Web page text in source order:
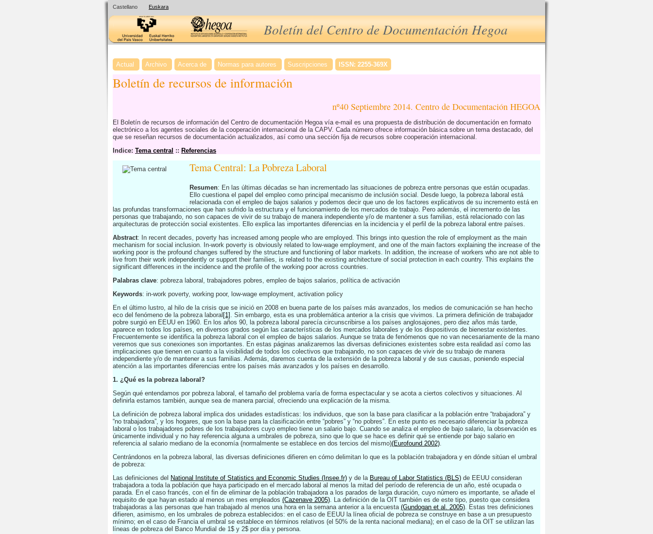
Castellano Euskara
Boletín del Centro de Documentación Hegoa
Actual Archivo Acerca de Normas para autores Suscripciones ISSN: 2255-369X
Boletín de recursos de información
nº40 Septiembre 2014. Centro de Documentación HEGOA
El Boletín de recursos de información del Centro de documentación Hegoa vía e-mail es una propuesta de distribución de documentación en formato
electrónico a los agentes sociales de la cooperación internacional de la CAPV. Cada número ofrece información básica sobre un tema destacado, del
que se reseñan recursos de documentación actualizados, así como una sección fija de recursos sobre cooperación internacional.
Indice: Tema central :: Referencias
Tema Central: La Pobreza Laboral
Resumen: En las últimas décadas se han incrementado las situaciones de pobreza entre personas que están ocupadas.
Ello cuestiona el papel del empleo como principal mecanismo de inclusión social. Desde luego, la pobreza laboral está
relacionada con el empleo de bajos salarios y podemos decir que uno de los factores explicativos de su incremento está en
las profundas transformaciones que han sufrido la estructura y el funcionamiento de los mercados de trabajo. Pero además, el incremento de las
personas que trabajando, no son capaces de vivir de su trabajo de manera independiente y/o de mantener a sus familias, está relacionado con las
arquitecturas de protección social existentes. Ello explica las importantes diferencias en la incidencia y el perfil de la pobreza laboral entre países.
Abstract: In recent decades, poverty has increased among people who are employed. This brings into question the role of employment as the main
mechanism for social inclusion. In-work poverty is obviously related to low-wage employment, and one of the main factors explaining the increase of the
working poor is the profound changes suffered by the structure and functioning of labor markets. In addition, the increase of workers who are not able to
live from their work independently or support their families, is related to the existing architecture of social protection in each country. This explains the
significant differences in the incidence and the profile of the working poor across countries.
Palabras clave: pobreza laboral, trabajadores pobres, empleo de bajos salarios, política de activación
Keywords: in-work poverty, working poor, low-wage employment, activation policy
En el último lustro, al hilo de la crisis que se inició en 2008 en buena parte de los países más avanzados, los medios de comunicación se han hecho
eco del fenómeno de la pobreza laboral [1] . Sin embargo, esta es una problemática anterior a la crisis que vivimos. La primera definición de trabajador
pobre surgió en EEUU en 1960. En los años 90, la pobreza laboral parecía circunscribirse a los países anglosajones, pero diez años más tarde,
aparece en todos los países, en diversos grados según las características de los mercados laborales y de los dispositivos de bienestar existentes.
Frecuentemente se identifica la pobreza laboral con el empleo de bajos salarios. Aunque se trata de fenómenos que no van necesariamente de la mano
veremos que sus conexiones son importantes. En estas páginas analizaremos las diversas definiciones existentes sobre esta realidad así como las
implicaciones que tienen en cuanto a la visibilidad de todos los colectivos que trabajando, no son capaces de vivir de su trabajo de manera
independiente y/o de mantener a sus familias. Además, daremos cuenta de la extensión de la pobreza laboral y de sus causas, poniendo especial
atención a las importantes diferencias entre los países más avanzados y los países en desarrollo.
1. ¿Qué es la pobreza laboral?
Según qué entendamos por pobreza laboral, el tamaño del problema varía de forma espectacular y se acota a ciertos colectivos y situaciones. Al
definirla estamos también, aunque sea de manera parcial, ofreciendo una explicación de la misma.
La definición de pobreza laboral implica dos unidades estadísticas: los individuos, que son la base para clasificar a la población entre “trabajadora” y
“no trabajadora”, y los hogares, que son la base para la clasificación entre “pobres” y “no pobres”. En este punto es necesario diferenciar la pobreza
laboral o los trabajadores pobres de los trabajadores cuyo empleo tiene un salario bajo. Cuando se analiza el empleo de bajo salario, la observación es
únicamente individual y no hay referencia alguna a umbrales de pobreza, sino que lo que se hace es definir qué se entiende por bajo salario en
referencia al salario mediano de la economía (normalmente se establece en dos tercios del mismo)(Eurofound 2002).
Centrándonos en la pobreza laboral, las diversas definiciones difieren en cómo delimitan lo que es la población trabajadora y en dónde sitúan el umbral
de pobreza:
Las definiciones del National Institute of Statistics and Economic Studies (Insee.fr) y de la Bureau of Labor Statistics (BLS) de EEUU consideran
trabajadora a toda la población que haya participado en el mercado laboral al menos la mitad del período de referencia de un año, esté ocupada o
parada. En el caso francés, con el fin de eliminar de la población trabajadora a los parados de larga duración, cuyo número es importante, se añade el
requisito de que hayan estado al menos un mes empleados (Cazenave 2005). La definición de la OIT también es de este tipo, puesto que considera
trabajadoras a las personas que han trabajado al menos una hora en la semana anterior a la encuesta (Gundogan et al. 2005). Estas tres definiciones
difieren, asimismo, en los umbrales de pobreza establecidos: en el caso de EEUU la línea oficial de pobreza se construye en base a un presupuesto
mínimo; en el caso de Francia el umbral se establece en términos relativos (el 50% de la renta nacional mediana); en el caso de la OIT se utilizan las
líneas de pobreza del Banco Mundial de 1$ y 2$ por día y persona.